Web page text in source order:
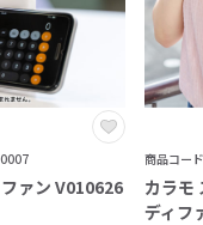
ァン V010626
商品コー
カラモ
ディフ